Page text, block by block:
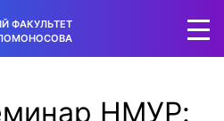
ФАКУЛЬТЕТ
НМУР: